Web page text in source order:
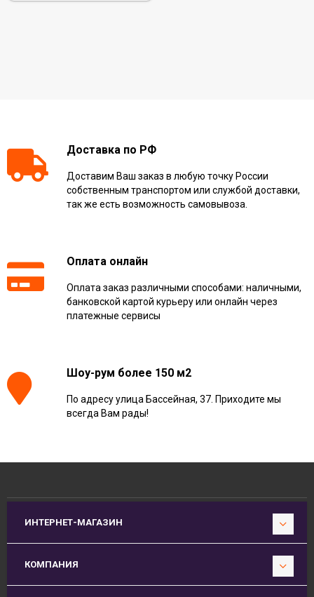
Доставка по РФ
Доставим Ваш заказ в любую точку России
собственным транспортом или службой доставки,
так же есть возможность самовывоза.
Оплата онлайн
Оплата заказ различными способами: наличными,
банковской картой курьеру или онлайн через
платежные сервисы
Шоу-рум более 150 м2
По адресу улица Бассейная, 37. Приходите мы
всегда Вам рады!
ИНТЕРНЕТ-МАГАЗИН
КОМПАНИЯ